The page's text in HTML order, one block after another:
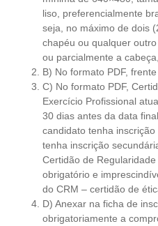
liso, preferencialmente
seja, no máximo de dois
chapéu ou qualquer
ou parcialmente a
B) No formato PDF,
C) No formato PDF,
Exercício Profissional
30 dias antes da data
candidato tenha
tenha inscrição
Certidão de
obrigatório e
do CRM – certidão de
D) Anexar na ficha de
obrigatoriamente a